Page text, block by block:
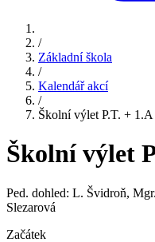
/
Základní škola
/
Kalendář akcí
/
Školní výlet P.T. +
Školní výlet
Ped. dohled: L. Švidroň,
Slezarová
Začátek